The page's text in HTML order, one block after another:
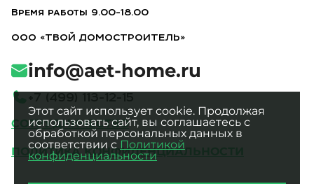
Время работы 9.00-18.00
ООО «ТВОЙ ДОМОСТРОИТЕЛЬ»
СОТРУДНИЧЕСТВО
ПОЛИТИКА КОНФИДЕНЦИАЛЬНОСТИ
info@aet-home.ru
Этот сайт использует cookie. Продолжая
использовать сайт, вы соглашаетесь с
обработкой персональных данных в
соответствии с Политикой
конфиденциальности